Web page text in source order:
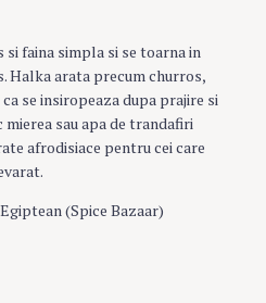
faina simpla si se toarna in
Halka arata precum churros,
se insiropeaza dupa prajire si
sau apa de trandafiri
afrodisiace pentru cei care
(Spice Bazaar)